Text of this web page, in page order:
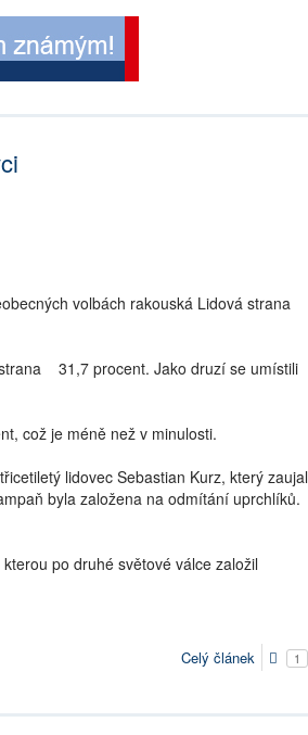
volbách rakouská Lidová strana
31,7 procent. Jako druzí se umístili
což je méně než v minulosti.
lidovec Sebastian Kurz, který zaujal
byla založena na odmítání uprchlíků.
po druhé světové válce založil
Celý článek 1